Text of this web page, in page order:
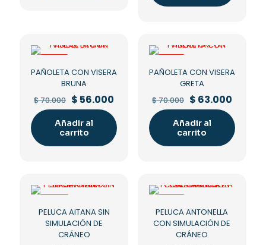
PAÑOLETA CON VISERA
BRUNA
$70.000 Original
price
was:
$ 70.000.
$ 56.000
is:
$ 56.000.
Añadir al
carrito
PAÑOLETA CON VISERA
GRETA
$70.000 Original
price
was:
$ 70.000.
$ 63.000
is:
$
Añadir al
carrito
PELUCA AITANA SIN
SIMULACIÓN DE
CRÁNEO
PELUCA ANTONELLA
CON SIMULACIÓN DE
CRÁNEO